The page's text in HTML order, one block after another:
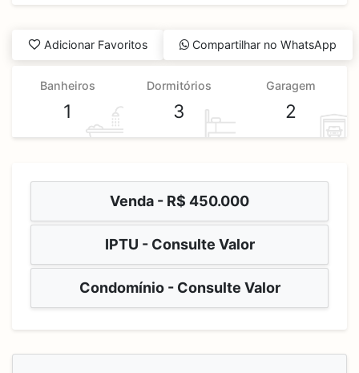
Adicionar Favoritos Compartilhar no WhatsApp
Banheiros
1
Dormitórios
3
Garagem
2
Venda - R$ 450.000
IPTU - Consulte Valor
Condomínio - Consulte Valor